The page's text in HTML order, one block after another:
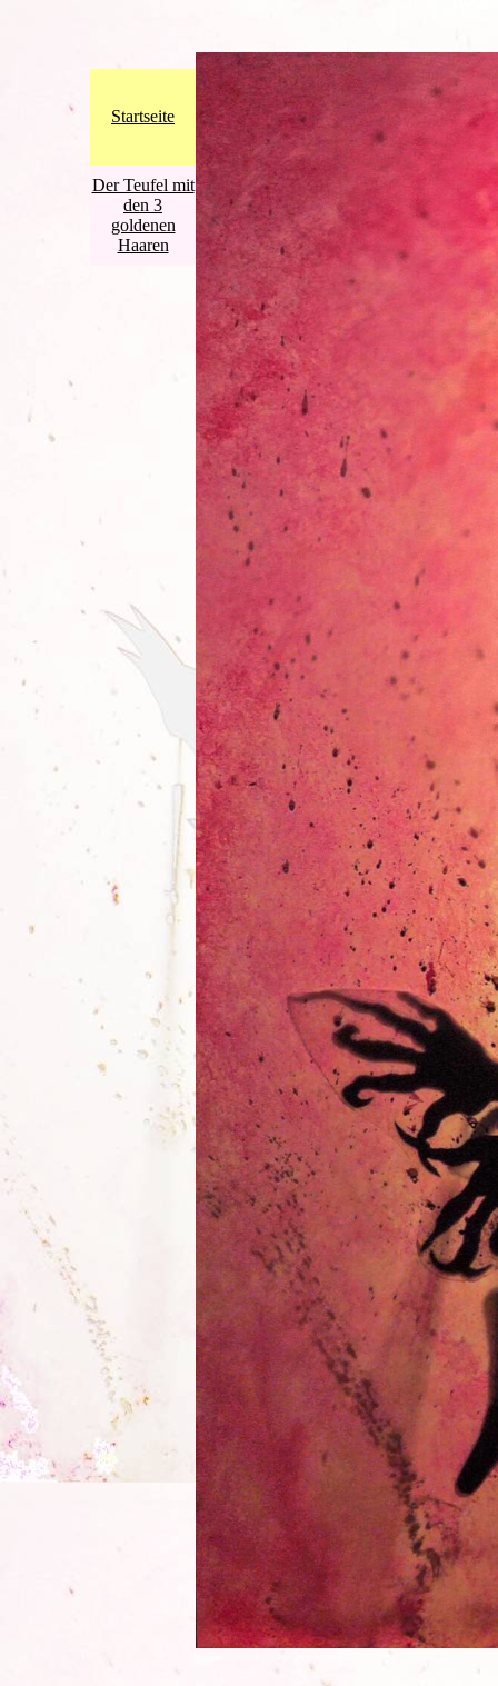
Startseite
Der Teufel mit
den 3
goldenen
Haaren